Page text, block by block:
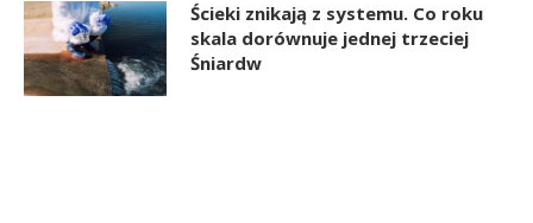
Ścieki znikają z systemu. Co roku
skala dorównuje jednej trzeciej
Śniardw